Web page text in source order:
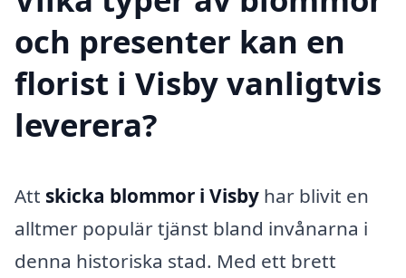
och presenter kan en
florist i Visby vanligtvis
leverera?
Att skicka blommor i Visby har blivit en
alltmer populär tjänst bland invånarna i
denna historiska stad. Med ett brett